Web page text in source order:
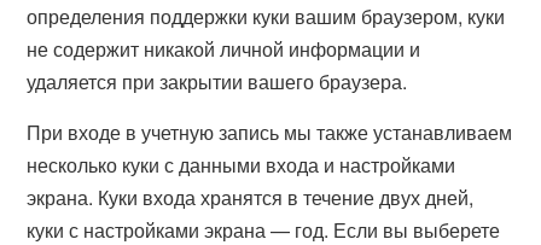
определения поддержки куки вашим браузером, куки
не содержит никакой личной информации и
удаляется при закрытии вашего браузера.
При входе в учетную запись мы также устанавливаем
несколько куки с данными входа и настройками
экрана. Куки входа хранятся в течение двух дней,
куки с настройками экрана — год. Если вы выберете